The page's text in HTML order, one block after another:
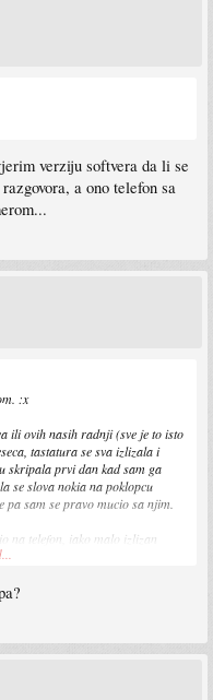
verziju softvera da li se
a ono telefon sa
:x
ili ovih nasih radnji (sve je to isto
tastatura se sva izlizala i
skripala prvi dan kad sam ga
se slova nokia na poklopcu
pa sam se pravo mucio sa njim.
na telefon, iako malo izlizan